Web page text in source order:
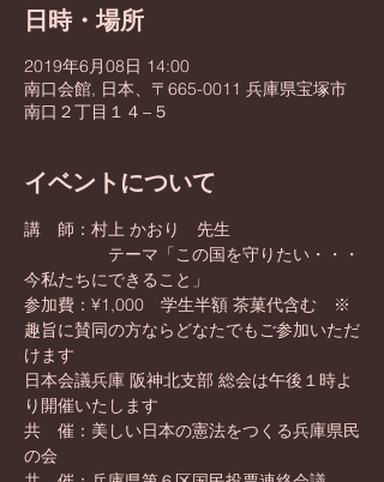
日時・場所
2019年6月08日 14:00
南口会館, 日本、〒665-0011 兵庫県宝塚市
南口２丁目１４−５
イベントについて
講　師：村上 かおり　先生
テーマ「この国を守りたい・・・
参加費：¥1,000　学生半額 茶菓代含む　※
趣旨に賛同の方ならどなたでもご参加いただ
日本会議兵庫 阪神北支部 総会は午後１時よ
共　催：美しい日本の憲法をつくる兵庫県民
の会